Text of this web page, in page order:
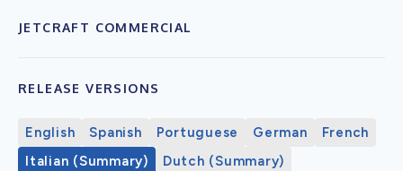
JETCRAFT COMMERCIAL
RELEASE VERSIONS
English Spanish Portuguese German
French
Italian (Summary)
Dutch (Summary)